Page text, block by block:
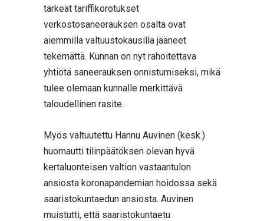
tärkeät tariffikorotukset
verkostosaneerauksen osalta ovat
aiemmilla valtuustokausilla jääneet
tekemättä. Kunnan on nyt rahoitettava
yhtiötä saneerauksen onnistumiseksi, mikä
tulee olemaan kunnalle merkittävä
taloudellinen rasite.
Myös valtuutettu Hannu Auvinen (kesk.)
huomautti tilinpäätöksen olevan hyvä
kertaluonteisen valtion vastaantulon
ansiosta koronapandemian hoidossa sekä
saaristokuntaedun ansiosta. Auvinen
muistutti, että saaristokuntaetu